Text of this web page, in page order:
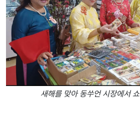
새해를 맞아 동쑤언 시장에서